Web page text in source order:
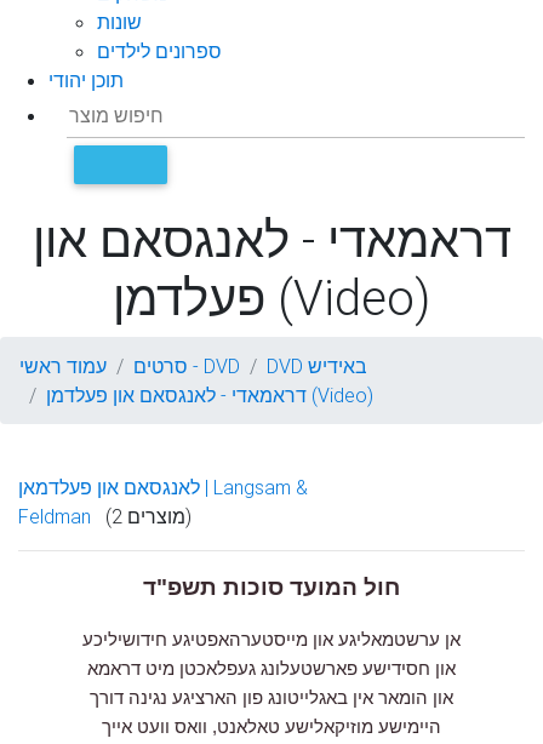
שונות
ספרונים לילדים
תוכן יהודי
דראמאדי - לאנגסאם און
פעלדמן (Video)
עמוד ראשי סרטים - DVD
DVD באידיש
דראמאדי - לאנגסאם און פעלדמן (Video)
לאנגסאם און פעלדמאן | Langsam &
Feldman
(2 מוצרים)
חול המועד סוכות תשפ"ד
אן ערשטמאליגע און מייסטערהאפטיגע חידושיליכע
און חסידישע פארשטעלונג געפלאכטן מיט דראמא
און הומאר אין באגלייטונג פון הארציגע נגינה דורך
היימישע מוזיקאלישע טאלאנט, וואס וועט אייך